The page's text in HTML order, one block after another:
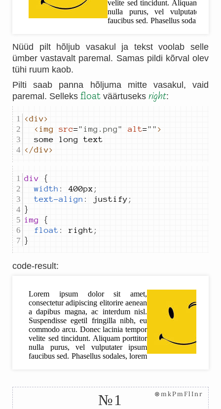
Nüüd pilt hõljub vasakul ja tekst voolab selle
ümber vastavalt paremal. Samas pildi kõrval olev
tühi ruum kaob.
Pilti saab panna hõljuma mitte vasakul, vaid
paremal. Selleks float väärtuseks right:
<div>
<img
src=" img.png" alt=" " >
</div>
div
width : 400px ;
text-align : justify ;
img
float : right ;
}
code-result:
№1 ⊗mkPmFlInr